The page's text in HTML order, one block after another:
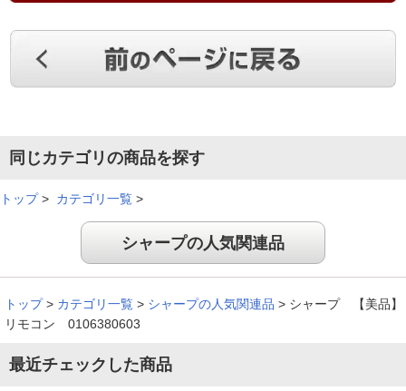
同じカテゴリの商品を探す
トップ> カテゴリ一覧 >
シャープの人気関連品
トップ > カテゴリ一覧 > シャープの人気関連品 > シャープ 【美品】
リモコン 0106380603
最近チェックした商品